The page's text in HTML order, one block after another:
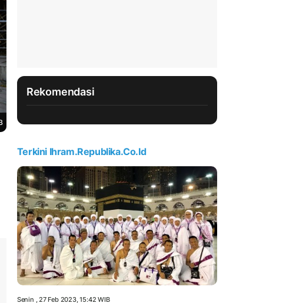
Rekomendasi
Terkini Ihram.republika.co.id
Senin , 27 Feb 2023, 15:42 WIB